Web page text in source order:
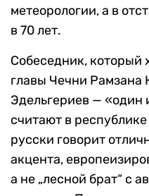
метеорологии, а в
в 70 лет.
Собеседник, который
главы Чечни Рамзана
Эдельгериев — «один
считают в
русски говорит
акцента,
а не „лесной брат“ с